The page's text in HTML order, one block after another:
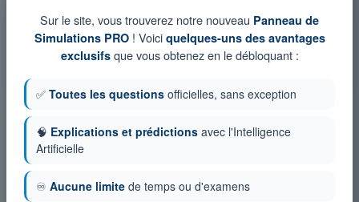
Simulation d'examen ATPL - Préparation et suivi du vol
QCM d'Entraînement ATPL - Préparation et suivi du vol
Examen en PDF ATPL - Préparation et suivi du vol
Sur le site, vous trouverez notre nouveau Panneau de
Simulations PRO! Voici quelques-uns des avantages
exclusifsque vous obtenez en le débloquant :
✅ Toutes les questions officielles, sans exception
🧠 Explications et prédictions avec l'Intelligence
Artificielle
♾️ Aucune limite de temps ou d'examens